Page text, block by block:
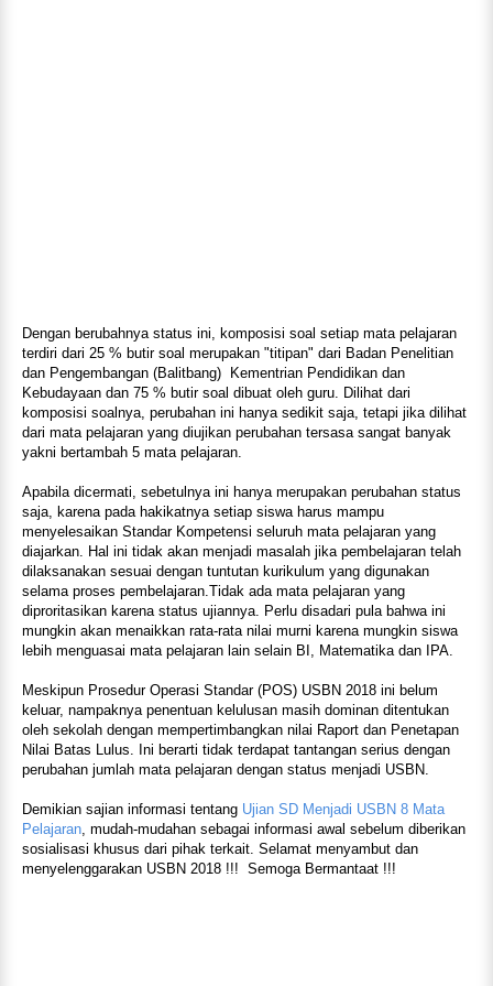
Dengan berubahnya status ini, komposisi soal setiap mata pelajaran
terdiri dari 25 % butir soal merupakan "titipan" dari Badan Penelitian
dan Pengembangan (Balitbang) Kementrian Pendidikan dan
Kebudayaan dan 75 % butir soal dibuat oleh guru. Dilihat dari
komposisi soalnya, perubahan ini hanya sedikit saja, tetapi jika dilihat
dari mata pelajaran yang diujikan perubahan tersasa sangat banyak
yakni bertambah 5 mata pelajaran.
Apabila dicermati, sebetulnya ini hanya merupakan perubahan status
saja, karena pada hakikatnya setiap siswa harus mampu
menyelesaikan Standar Kompetensi seluruh mata pelajaran yang
diajarkan. Hal ini tidak akan menjadi masalah jika pembelajaran telah
dilaksanakan sesuai dengan tuntutan kurikulum yang digunakan
selama proses pembelajaran.Tidak ada mata pelajaran yang
diproritasikan karena status ujiannya. Perlu disadari pula bahwa ini
mungkin akan menaikkan rata-rata nilai murni karena mungkin siswa
lebih menguasai mata pelajaran lain selain BI, Matematika dan IPA.
Meskipun Prosedur Operasi Standar (POS) USBN 2018 ini belum
keluar, nampaknya penentuan kelulusan masih dominan ditentukan
oleh sekolah dengan mempertimbangkan nilai Raport dan Penetapan
Nilai Batas Lulus. Ini berarti tidak terdapat tantangan serius dengan
perubahan jumlah mata pelajaran dengan status menjadi USBN.
Demikian sajian informasi tentang Ujian SD Menjadi USBN 8 Mata
Pelajaran, mudah-mudahan sebagai informasi awal sebelum diberikan
sosialisasi khusus dari pihak terkait. Selamat menyambut dan
menyelenggarakan USBN 2018 !!! Semoga Bermantaat !!!